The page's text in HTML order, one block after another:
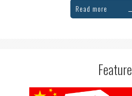
Read more
Feature